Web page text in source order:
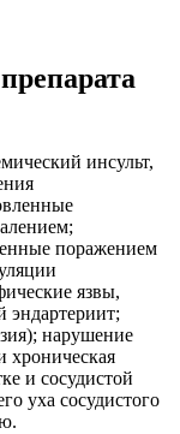
инсульт,
поражением
язвы,
эндартериит;
нарушение
хроническая
и сосудистой
уха сосудистого